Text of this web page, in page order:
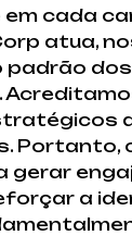
em cada
atua,
padrão
Portanto,
gerar
a